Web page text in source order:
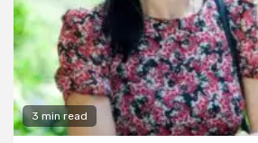
3 min read